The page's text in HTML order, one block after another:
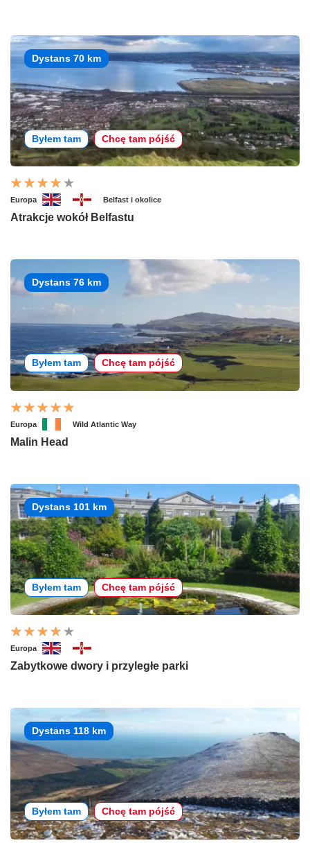
Dystans 70 km
Byłem tam Chcę tam pójść
Europa Belfast i okolice
Atrakcje wokół Belfastu
Dystans 76 km
Byłem tam Chcę tam pójść
Europa Wild Atlantic Way
Malin Head
Dystans 101 km
Byłem tam Chcę tam pójść
Europa
Zabytkowe dwory i przyległe parki
Dystans 118 km
Byłem tam Chcę tam pójść